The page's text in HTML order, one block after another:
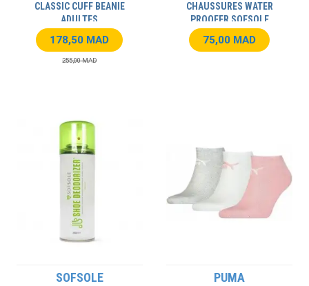
CLASSIC CUFF BEANIE
ADULTES
178,50 MAD
255,00 MAD
CHAUSSURES WATER
PROOFER SOFSOLE
75,00 MAD
SOFSOLE PUMA